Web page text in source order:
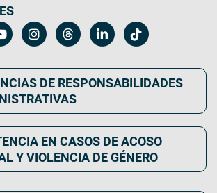
DE RESPONSABILIDADES
EN CASOS DE ACOSO
Y VIOLENCIA DE GÉNERO